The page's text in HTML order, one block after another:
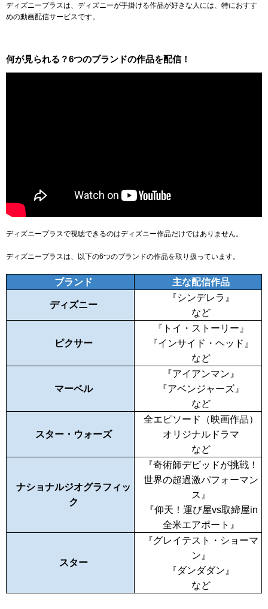
ディズニープラスは、ディズニーが手掛ける作品が好きな人には、特におすす
めの動画配信サービスです。
何が見られる？6つのブランドの作品を配信！
ディズニープラスで視聴できるのはディズニー作品だけではありません。
ディズニープラスは、以下の6つのブランドの作品を取り扱っています。
ブランド 主な配信作品
ディズニー
『シンデレラ』
など
ピクサー
『トイ・ストーリー』
『インサイド・ヘッド』
など
マーベル
『アイアンマン』
『アベンジャーズ』
など
スター・ウォーズ
全エピソード（映画作品）
オリジナルドラマ
など
ナショナルジオグラフィッ
ク
『奇術師デビッドが挑戦！
世界の超過激パフォーマン
ス』
『仰天！運び屋vs取締屋in
全米エアポート』
スター
『グレイテスト・ショーマ
ン』
『ダンダダン』
など